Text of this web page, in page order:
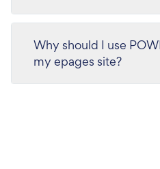
Why should I use
my epages site?